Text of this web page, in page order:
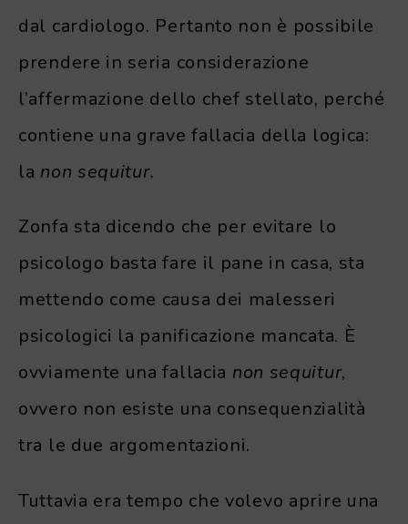
dal cardiologo. Pertanto non è possibile
prendere in seria considerazione
l’affermazione dello chef stellato, perché
contiene una grave fallacia della logica:
la non sequitur.
Zonfa sta dicendo che per evitare lo
psicologo basta fare il pane in casa, sta
mettendo come causa dei malesseri
psicologici la panificazione mancata. È
ovviamente una fallacia non sequitur,
ovvero non esiste una consequenzialità
tra le due argomentazioni.
Tuttavia era tempo che volevo aprire una